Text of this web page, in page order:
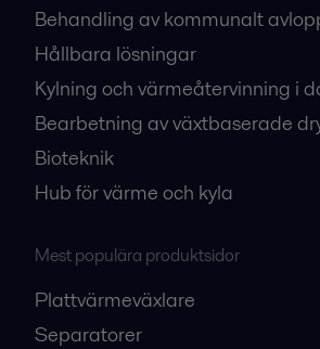
Behandling av kommunalt
Hållbara lösningar
Kylning och värmeåtervinning i
Bearbetning av växtbaserade
Bioteknik
Hub för värme och kyla
Mest populära produktsidor
Plattvärmeväxlare
Separatorer